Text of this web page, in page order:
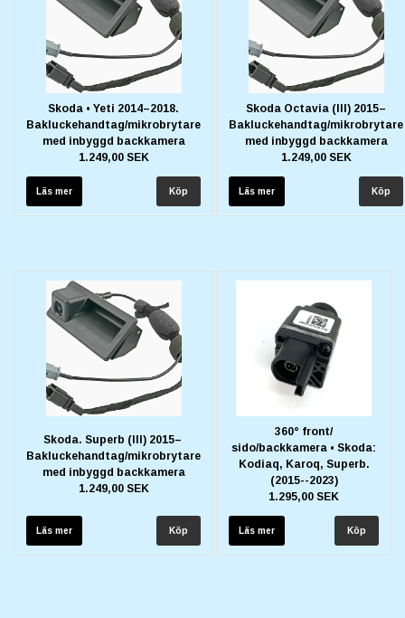
Skoda • Yeti 2014–2018.
Bakluckehandtag/mikrobrytare
med inbyggd backkamera
1.249,00 SEK
Läs mer
Skoda Octavia (III) 2015–
Bakluckehandtag/mikrobrytare
med inbyggd backkamera
1.249,00 SEK
Läs mer
Skoda. Superb (III) 2015–
Bakluckehandtag/mikrobrytare
med inbyggd backkamera
1.249,00 SEK
Läs mer
360° front/
sido/backkamera • Skoda:
Kodiaq, Karoq, Superb.
(2015--2023)
1.295,00 SEK
Läs mer